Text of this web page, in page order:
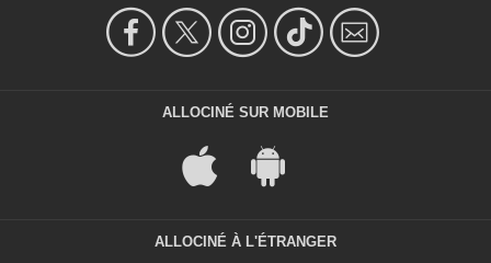
ALLOCINÉ SUR MOBILE
ALLOCINÉ À L'ÉTRANGER